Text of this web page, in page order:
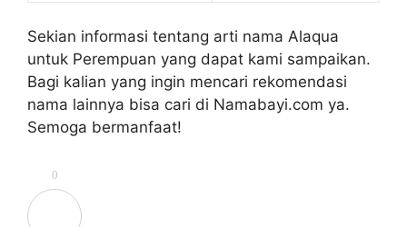
Sekian informasi tentang arti nama Alaqua
untuk Perempuan yang dapat kami sampaikan.
Bagi kalian yang ingin mencari rekomendasi
nama lainnya bisa cari di Namabayi.com ya.
Semoga bermanfaat!
0